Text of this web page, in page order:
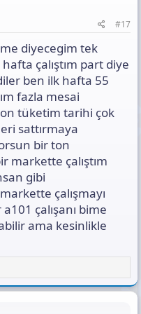
#17
diyecegim tek
çalıştım part diye
ben ilk hafta 55
fazla mesai
tüketim tarihi çok
sattırmaya
bir ton
markette çalıştım
gibi
çalışmayı
çalışanı bime
ama kesinlikle